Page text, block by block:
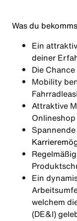
Was du
Ein
deiner
Die
Mobility
Attraktive
Onlineshop
Ein
welchem
(DE&I)